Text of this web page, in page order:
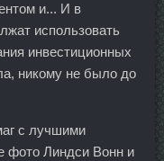
и... И в
использовать
инвестиционных
никому не было до
с лучшими
фото Линдси Вонн и